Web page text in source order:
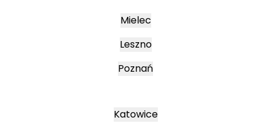
Mielec
Leszno
Poznań
Katowice